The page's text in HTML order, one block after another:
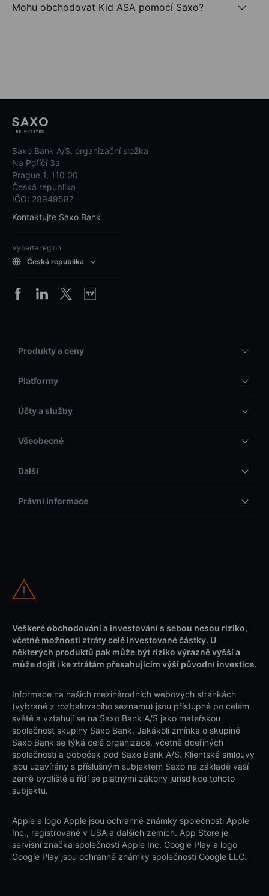
Mohu obchodovat Kid ASA pomocí Saxo?
Saxo Bank A/S, organizační složka
Na Poříčí 3a
Prague 1, 110 00
Česká republika
IČO: 28949587
Kontaktujte Saxo Bank
Vyberte region
Česká republika
Produkty a ceny
Platformy
Účty a služby
Všeobecné
Další
Právní informace
Veškeré obchodování a investování s sebou nesou riziko,
včetně možnosti ztráty celé investované částky. U
některých produktů pak může být riziko výrazně vyšší a
může dojít i ke ztrátám přesahujícím výši původní investice.
Informace na našich mezinárodních webových stránkách
(vybrané z rozbalovacího seznamu) jsou přístupné po celém
světě a vztahují se na Saxo Bank A/S jako mateřskou
společnost skupiny Saxo Bank. Jakákoli zmínka o skupině
Saxo Bank se týká celé organizace, včetně dceřiných
společností a poboček pod Saxo Bank A/S. Klientské smlouvy
jsou uzavírány s příslušným subjektem Saxo na základě vaší
země bydliště a řídí se platnými zákony jurisdikce tohoto
subjektu.
Apple a logo Apple jsou ochranné známky společnosti Apple
Inc., registrované v USA a dalších zemích. App Store je
servisní značka společnosti Apple Inc. Google Play a logo
Google Play jsou ochranné známky společnosti Google LLC.